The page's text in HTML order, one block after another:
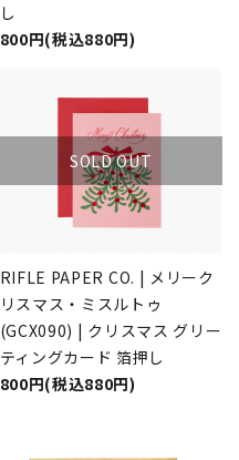
し
800円(税込880円)
SOLD OUT
RIFLE PAPER CO. | メリーク
リスマス・ミスルトゥ
(GCX090) | クリスマス グリー
ティングカード 箔押し
800円(税込880円)